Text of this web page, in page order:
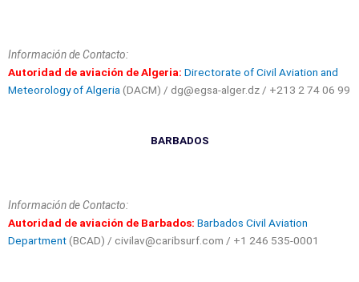
Información de Contacto:
Autoridad de aviación de Algeria: Directorate of Civil Aviation and
Meteorology of Algeria (DACM) / dg@egsa-alger.dz / +213 2 74 06 99
BARBADOS
Información de Contacto:
Autoridad de aviación de Barbados: Barbados Civil Aviation
Department(BCAD) / civilav@caribsurf.com / +1 246 535-0001